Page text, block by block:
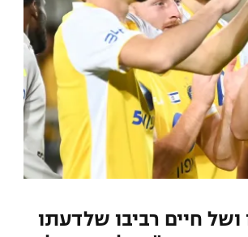
חיים רביבו שלדעתו